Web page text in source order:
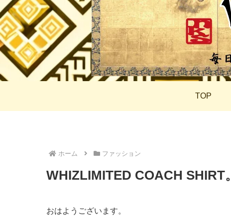
TOP
ホーム ファッション
WHIZLIMITED COACH SHIRT。
おはようございます。